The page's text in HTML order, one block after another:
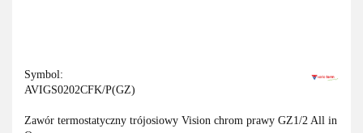
Symbol:
AVIGS0202CFK/P(GZ)
Zawór termostatyczny trójosiowy Vision chrom prawy GZ1/2 All in